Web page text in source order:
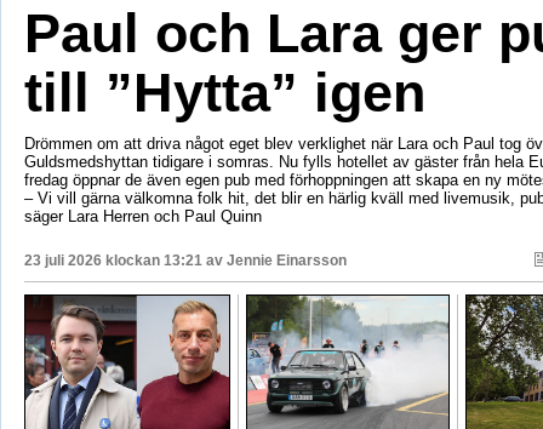
Paul och Lara ger
till ”Hytta” igen
Drömmen om att driva något eget blev verklighet när Lara och Paul tog
Guldsmedshyttan tidigare i somras. Nu fylls hotellet av gäster från hela
fredag öppnar de även egen pub med förhoppningen att skapa en ny
– Vi vill gärna välkomna folk hit, det blir en härlig kväll med livemusik,
säger Lara Herren och Paul Quinn
23 juli 2026 klockan 13:21 av Jennie Einarsson